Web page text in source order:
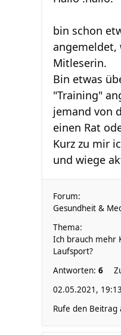
bin schon
angemeldet,
Mitleserin.
Bin etwas
"Training"
jemand von
einen Rat
Kurz zu mir
und wiege
Forum:
Gesundheit &
Thema:
Ich brauch mehr
Laufsport?
Antworten: 6
02.05.2021, 19:13
Rufe den Beitrag